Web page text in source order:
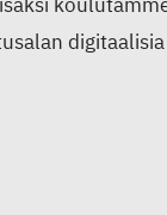
digitaalisia